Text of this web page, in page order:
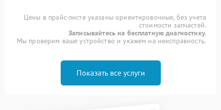
Цены в прайс-листе указаны ориентировочные, без учета
стоимости запчастей.
Записывайтесь на бесплатную диагностику.
Мы проверим ваше устройство и укажем на неисправность.
Показать все услуги